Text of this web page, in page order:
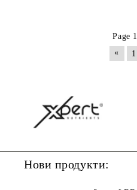
Page
«
1
Нови продукти: